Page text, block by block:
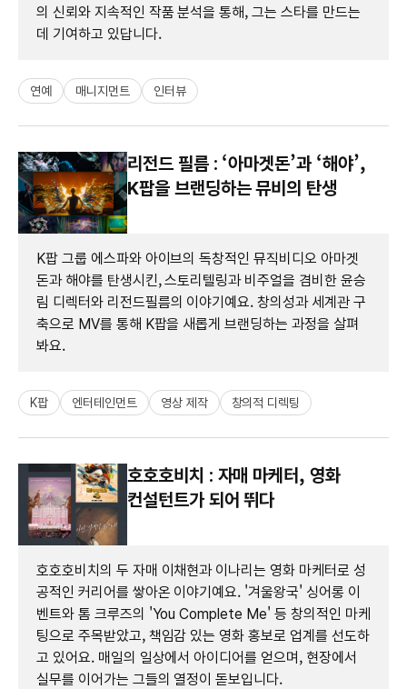
의 신뢰와 지속적인 작품 분석을 통해, 그는 스타를 만드는
데 기여하고 있답니다.
연예 매니지먼트 인터뷰
리전드 필름 : ‘아마겟돈’과 ‘해야’,
K팝을 브랜딩하는 뮤비의 탄생
K팝 그룹 에스파와 아이브의 독창적인 뮤직비디오 아마겟
돈과 해야를 탄생시킨, 스토리텔링과 비주얼을 겸비한 윤승
림 디렉터와 리전드필름의 이야기예요. 창의성과 세계관 구
축으로 MV를 통해 K팝을 새롭게 브랜딩하는 과정을 살펴
봐요.
K팝 엔터테인먼트 영상 제작 창의적 디렉팅
호호호비치 : 자매 마케터, 영화
컨설턴트가 되어 뛰다
호호호비치의 두 자매 이채현과 이나리는 영화 마케터로 성
공적인 커리어를 쌓아온 이야기예요. '겨울왕국' 싱어롱 이
벤트와 톰 크루즈의 'You Complete Me' 등 창의적인 마케
팅으로 주목받았고, 책임감 있는 영화 홍보로 업계를 선도하
고 있어요. 매일의 일상에서 아이디어를 얻으며, 현장에서
실무를 이어가는 그들의 열정이 돋보입니다.